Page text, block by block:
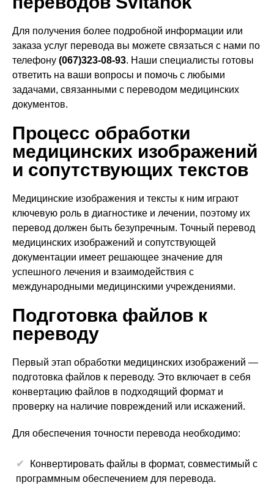
Для получения более подробной информации или
заказа услуг перевода вы можете связаться с нами по
телефону (067)323-08-93. Наши специалисты готовы
ответить на ваши вопросы и помочь с любыми
задачами, связанными с переводом медицинских
документов.
Процесс обработки
медицинских изображений
и сопутствующих текстов
Медицинские изображения и тексты к ним играют
ключевую роль в диагностике и лечении, поэтому их
перевод должен быть безупречным. Точный перевод
медицинских изображений и сопутствующей
документации имеет решающее значение для
успешного лечения и взаимодействия с
международными медицинскими учреждениями.
Подготовка файлов к
переводу
Первый этап обработки медицинских изображений —
подготовка файлов к переводу. Это включает в себя
конвертацию файлов в подходящий формат и
проверку на наличие повреждений или искажений.
Для обеспечения точности перевода необходимо:
Конвертировать файлы в формат, совместимый с
программным обеспечением для перевода.